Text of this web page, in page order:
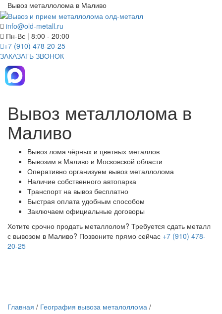
Вывоз металлолома в Маливо
info@old-metall.ru
Пн-Вс | 8:00 - 20:00
+7 (910) 478-20-25
ЗАКАЗАТЬ ЗВОНОК
Вывоз металлолома в
Маливо
Вывоз лома чёрных и цветных металлов
Вывозим в Маливо и Московской области
Оперативно организуем вывоз металлолома
Наличие собственного автопарка
Транспорт на вывоз бесплатно
Быстрая оплата удобным способом
Заключаем официальные договоры
Хотите срочно продать металлолом? Требуется сдать металл
с вывозом в Маливо? Позвоните прямо сейчас +7 (910) 478-
20-25
Главная / География вывоза металоллома /